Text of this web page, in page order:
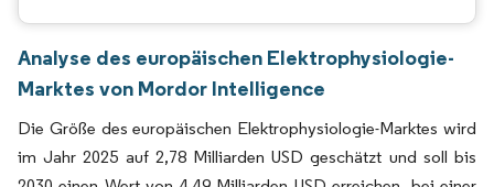
Analyse des europäischen Elektrophysiologie-
Marktes von Mordor Intelligence
Die Größe des europäischen Elektrophysiologie-Marktes wird
im Jahr 2025 auf 2,78 Milliarden USD geschätzt und soll bis